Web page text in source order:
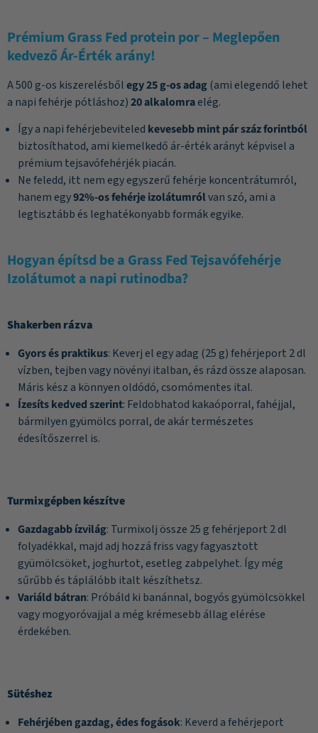
Prémium Grass Fed protein por – Meglepően
kedvező Ár-Érték arány!
A 500 g-os kiszerelésbőlegy 25 g-os adag(ami elegendő lehet
a napi fehérje pótláshoz)20 alkalomraelég.
Így a napi fehérjebeviteled kevesebb mint pár száz forintból
biztosíthatod, ami kiemelkedő ár-érték arányt képvisel a
prémium tejsavófehérjék piacán.
Ne feledd, itt nem egy egyszerű fehérje koncentrátumról,
hanem egy92%-os fehérje izolátumrólvan szó, ami a
legtisztább és leghatékonyabb formák egyike.
Hogyan építsd be a Grass Fed Tejsavófehérje
Izolátumot a napi rutinodba?
Shakerben rázva
Gyors és praktikus: Keverj el egy adag (25 g) fehérjeport 2 dl
vízben, tejben vagy növényi italban, és rázd össze alaposan.
Máris kész a könnyen oldódó, csomómentes ital.
Ízesíts kedved szerint: Feldobhatod kakaóporral, fahéjjal,
bármilyen gyümölcs porral, de akár természetes
édesítőszerrel is.
Turmixgépben készítve
Gazdagabb ízvilág: Turmixolj össze 25 g fehérjeport 2 dl
folyadékkal, majd adj hozzá friss vagy fagyasztott
gyümölcsöket, joghurtot, esetleg zabpelyhet. Így még
sűrűbb és táplálóbb italt készíthetsz.
Variáld bátran: Próbáld ki banánnal, bogyós gyümölcsökkel
vagy mogyoróvajjal a még krémesebb állag elérése
érdekében.
Sütéshez
Fehérjében gazdag, édes fogások: Keverd a fehérjeport